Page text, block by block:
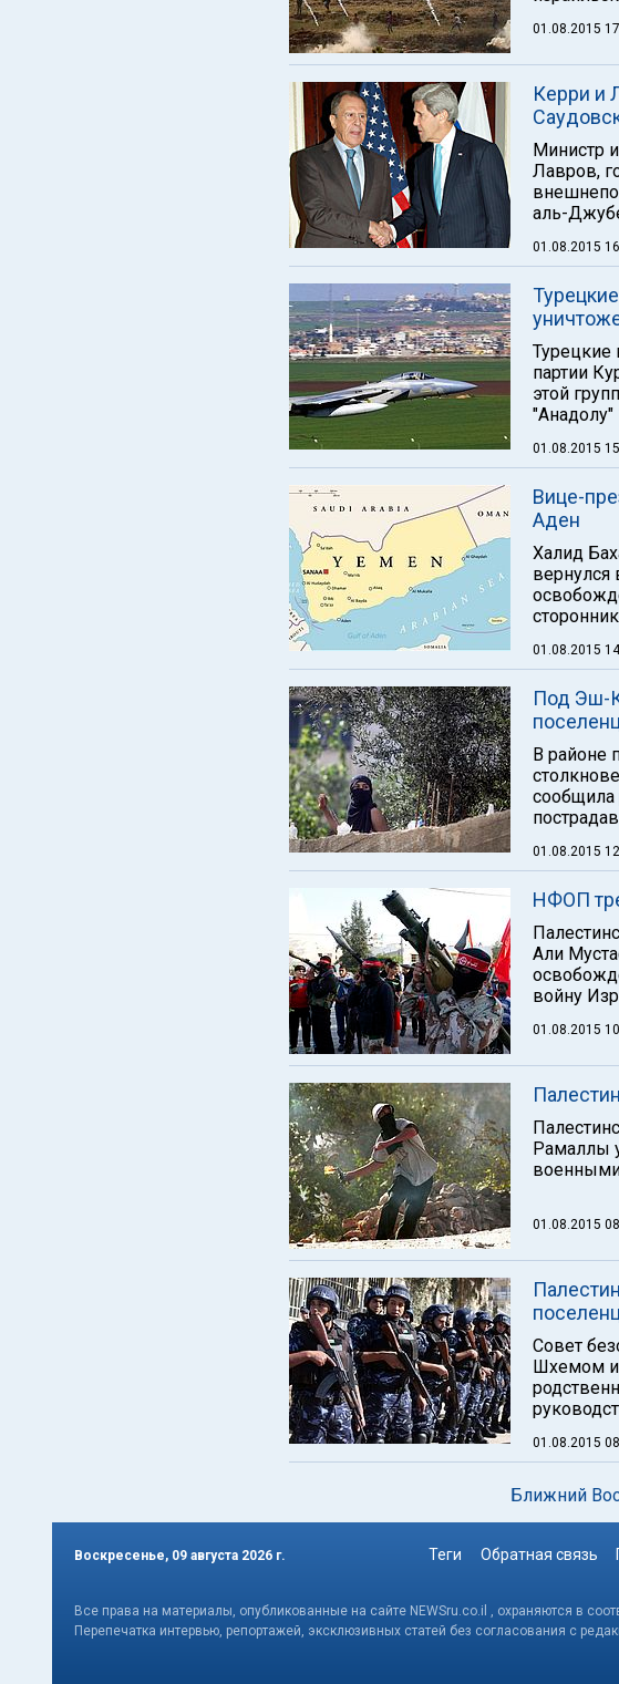
01.08.2015
Керри и
Министр
Лавров,
аль-
01.08.2015
Турецкие
партии
этой
"Анадолу"
01.08.2015
Вице-
Аден
Халид
вернулся
01.08.2015
Под Эш-
В районе
сообщила
01.08.2015
НФОП
Али
войну
01.08.2015
Рамаллы
01.08.2015
Совет
Шхемом и
01.08.2015
Ближний
Воскресенье, 09 августа 2026 г. Теги Обратная связь
Все права на материалы, опубликованные на сайте NEWSru.co.il , охраняются в
Перепечатка интервью, репортажей, эксклюзивных статей без согласования с